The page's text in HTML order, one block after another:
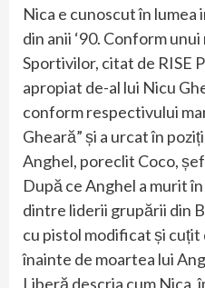
Nica e cunoscut în
din anii ‘90. Conform
Sportivilor, citat de RISE
apropiat de-al lui Nicu
conform respectivului
Gheară” și a urcat în
Anghel, poreclit Coco,
După ce Anghel a murit
dintre liderii grupării din
cu pistol modificat și cuțit
înainte de moartea lui
Liberă descria cum Nica,